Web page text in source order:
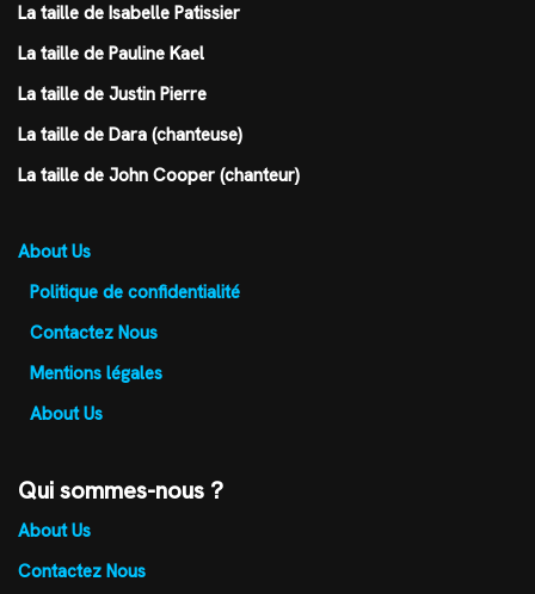
La taille de Isabelle Patissier
La taille de Pauline Kael
La taille de Justin Pierre
La taille de Dara (chanteuse)
La taille de John Cooper (chanteur)
About Us
Politique de confidentialité
Contactez Nous
Mentions légales
About Us
Qui sommes-nous ?
About Us
Contactez Nous